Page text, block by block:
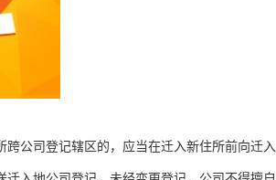
公司登记辖区的，应当在迁入新住所前向迁入